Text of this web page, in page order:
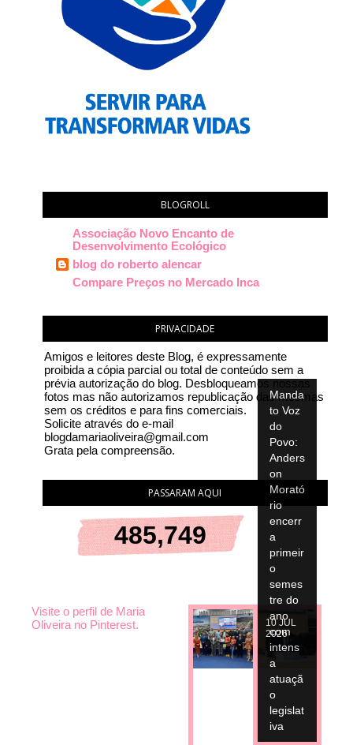
BLOGROLL
Associação Novo Encanto de
Desenvolvimento Ecológico
blog do roberto alencar
Compare Preços no Mercado Inca
PRIVACIDADE
Amigos e leitores deste Blog, é expressamente
proibida a cópia parcial ou total de conteúdo sem a
prévia autorização do blog. Desbloqueamos nossas
fotos mas não autorizamos republicação das mesmas
sem os créditos e para fins comerciais.
Solicite através do e-mail
blogdamariaoliveira@gmail.com
Grata pela compreensão.
PASSARAM AQUI
485,749
Visite o perfil de Maria
Oliveira no Pinterest.
Manda
to Voz
do
Povo:
Anders
on
Morató
rio
encerr
a
primeir
o
semes
tre do
ano
com
intens
a
atuaçã
o
legislat
iva
10 JUL
2026